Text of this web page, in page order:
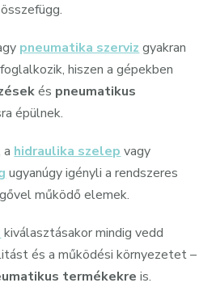
pneumatika szerviz gyakran
hiszen a gépekben
és pneumatikus
épülnek.
a hidraulika szelep vagy
ugyanúgy igényli a rendszeres
működő elemek.
kiválasztásakor mindig vedd
és a működési környezetet –
termékekre is.